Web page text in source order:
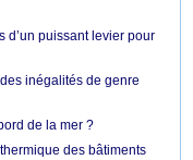
d’un puissant levier pour
inégalités de genre
de la mer ?
des bâtiments